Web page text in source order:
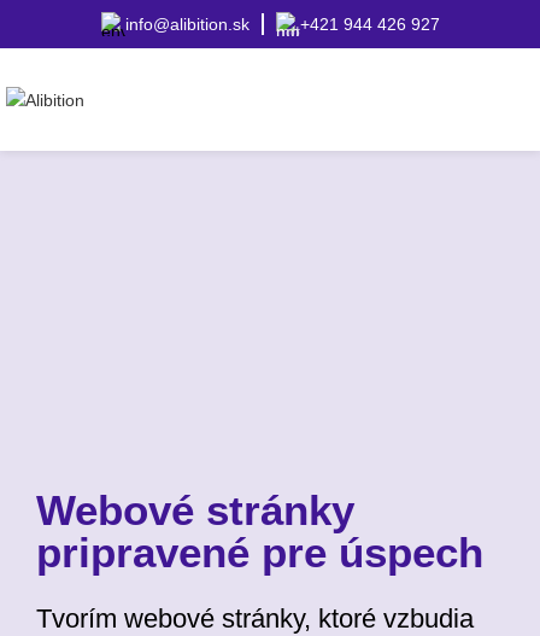
info@alibition.sk +421 944 426 927
Webové stránky
pripravené pre úspech
Tvorím webové stránky, ktoré vzbudia